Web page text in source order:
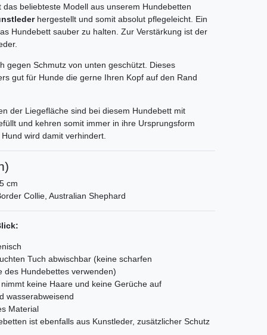
beliebteste Modell aus unserem Hundebetten
hergestellt und somit absolut pflegeleicht. Ein
Hundebett sauber zu halten. Zur Verstärkung ist der
gegen Schmutz von unten geschützt. Dieses
gut für Hunde die gerne Ihren Kopf auf den Rand
der Liegefläche sind bei diesem Hundebett mit
und kehren somit immer in ihre Ursprungsform
wird damit verhindert.
cm
Collie, Australian Shephard
Tuch abwischbar (keine scharfen
des Hundebettes verwenden)
keine Haare und keine Gerüche auf
wasserabweisend
Material
ist ebenfalls aus Kunstleder, zusätzlicher Schutz